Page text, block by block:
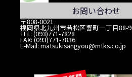
お問い合わせ
〒808-0021
福岡県北九州市若松区響町一丁目88-9
TEL: (093)771-7828
FAX: (093)771-7836
E-Mail: matsukisangyou@mtks.co.jp